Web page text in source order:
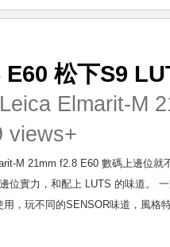
松下S9
Leica Elmarit-M
views+
M 21mm f2.8 E60 數碼上邊位
位實力，和配上 LUTS 的味道。
用，玩不同的SENSOR味道，風格